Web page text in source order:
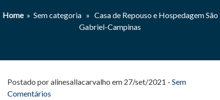
Home» Sem categoria » Casa de Repouso e Hospedagem São
Gabriel-Campinas
Postado por alinesallacarvalho em 27/set/2021 - Sem
Comentários